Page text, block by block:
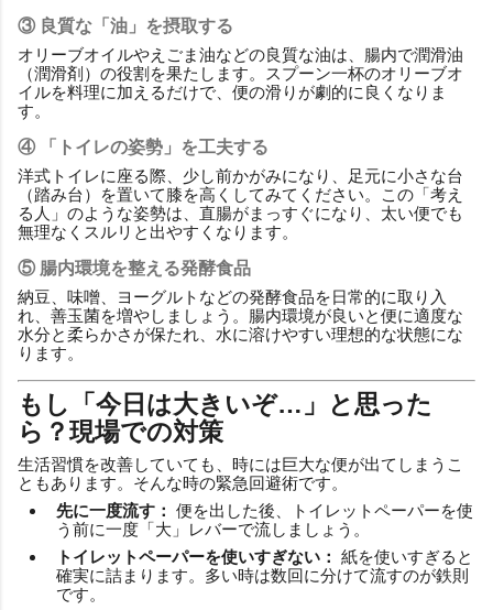
③ 良質な「油」を摂取する
オリーブオイルやえごま油などの良質な油は、腸内で潤滑油
（潤滑剤）の役割を果たします。スプーン一杯のオリーブオ
イルを料理に加えるだけで、便の滑りが劇的に良くなりま
す。
④ 「トイレの姿勢」を工夫する
洋式トイレに座る際、少し前かがみになり、足元に小さな台
（踏み台）を置いて膝を高くしてみてください。この「考え
る人」のような姿勢は、直腸がまっすぐになり、太い便でも
無理なくスルリと出やすくなります。
⑤ 腸内環境を整える発酵食品
納豆、味噌、ヨーグルトなどの発酵食品を日常的に取り入
れ、善玉菌を増やしましょう。腸内環境が良いと便に適度な
水分と柔らかさが保たれ、水に溶けやすい理想的な状態にな
ります。
もし「今日は大きいぞ…」と思った
ら？現場での対策
生活習慣を改善していても、時には巨大な便が出てしまうこ
ともあります。そんな時の緊急回避術です。
先に一度流す： 便を出した後、トイレットペーパーを使
う前に一度「大」レバーで流しましょう。
トイレットペーパーを使いすぎない： 紙を使いすぎると
確実に詰まります。多い時は数回に分けて流すのが鉄則
です。